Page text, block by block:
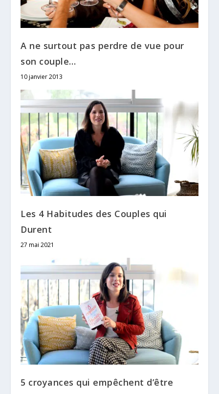
A ne surtout pas perdre de vue pour
son couple…
10 janvier 2013
Les 4 Habitudes des Couples qui
Durent
27 mai 2021
5 croyances qui empêchent d’être